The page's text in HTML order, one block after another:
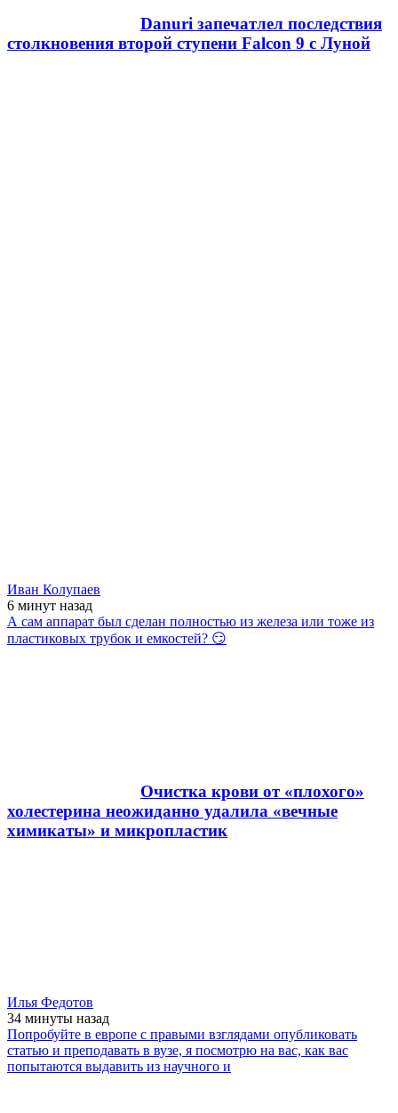
Danuri запечатлел последствия
столкновения второй ступени Falcon 9 с Луной
Иван Колупаев
6 минут назад
А сам аппарат был сделан полностью из железа или тоже из
пластиковых трубок и емкостей? 😏
Очистка крови от «плохого»
холестерина неожиданно удалила «вечные
химикаты» и микропластик
Илья Федотов
34 минуты назад
Попробуйте в европе с правыми взглядами опубликовать
статью и преподавать в вузе, я посмотрю на вас, как вас
попытаются выдавить из научного и